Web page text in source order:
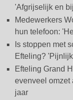
'Afgrijselijk en
Medewerkers
hun telefoon:
Is stoppen met
Efteling?
Efteling Grand
evenveel omzet
jaar